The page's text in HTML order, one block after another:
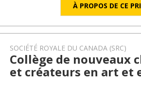
À PROPOS DE CE
SOCIÉTÉ ROYALE DU CANADA (SRC)
Collège de nouveaux
et créateurs en art et